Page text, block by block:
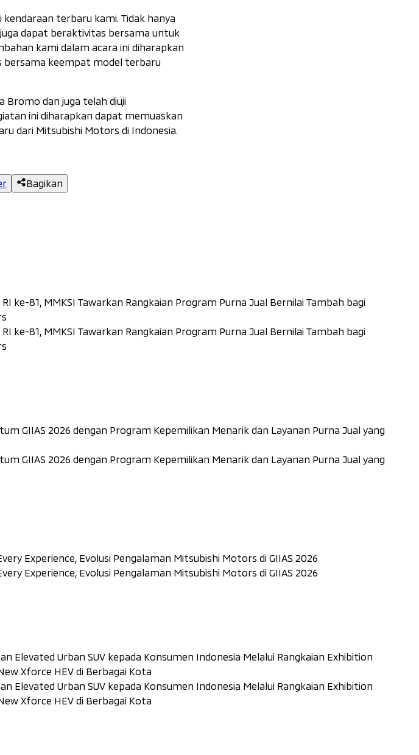
terbaru kami. Tidak hanya
dapat beraktivitas bersama untuk
kami dalam acara ini diharapkan
bersama keempat model terbaru
Bromo dan juga telah diuji
ini diharapkan dapat memuaskan
dari Mitsubishi Motors di Indonesia.
Bagikan
ke-81, MMKSI Tawarkan Rangkaian Program Purna Jual Bernilai Tambah bagi
ke-81, MMKSI Tawarkan Rangkaian Program Purna Jual Bernilai Tambah bagi
GIIAS 2026 dengan Program Kepemilikan Menarik dan Layanan Purna Jual yang
GIIAS 2026 dengan Program Kepemilikan Menarik dan Layanan Purna Jual yang
Experience, Evolusi Pengalaman Mitsubishi Motors di GIIAS 2026
Experience, Evolusi Pengalaman Mitsubishi Motors di GIIAS 2026
Elevated Urban SUV kepada Konsumen Indonesia Melalui Rangkaian Exhibition
Xforce HEV di Berbagai Kota
Elevated Urban SUV kepada Konsumen Indonesia Melalui Rangkaian Exhibition
Xforce HEV di Berbagai Kota